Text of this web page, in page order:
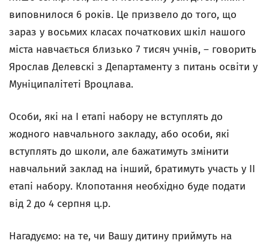
виповнилося 6 років. Це призвело до того, що
зараз у восьмих класах початкових шкіл нашого
міста навчається близько 7 тисяч учнів, – говорить
Ярослав Делевскі з Департаменту з питань освіти у
Муніципалітеті Вроцлава.
Особи, які на І етапі набору не вступлять до
жодного навчального закладу, або особи, які
вступлять до школи, але бажатимуть змінити
навчальний заклад на інший, братимуть участь у ІІ
етапі набору. Клопотання необхідно буде подати
від 2 до 4 серпня ц.р.
Нагадуємо: на те, чи Вашу дитину приймуть на